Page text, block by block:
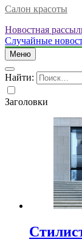
Салон красоты
Новостная
Случайные
Меню
Найти:
Заголовки